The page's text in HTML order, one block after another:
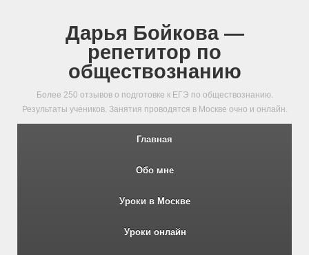
Дарья Бойкова —
репетитор по
обществознанию
Более 250 отзывов о подготовке к ЕГЭ по обществознанию.
Результаты учеников. Занятия проводятся в Москве очно и онлайн.
Главная
Обо мне
Уроки в Москве
Уроки онлайн